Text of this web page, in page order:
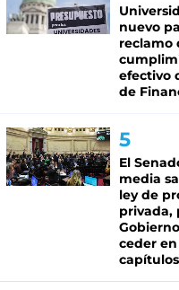
nuevo
reclamo
efectivo
de
El
media
ley de
privada,
ceder
capítulos